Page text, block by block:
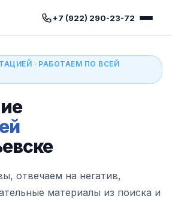
+7 (922) 290-23-72
· РАБОТАЕМ ПО ВСЕЙ
отвечаем на негатив,
материалы из поиска и